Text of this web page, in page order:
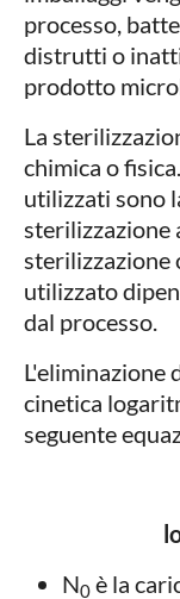
processo,
distrutti o
prodotto
La
chimica o
utilizzati sono
sterilizzazione
sterilizzazione
utilizzato
dal processo.
L'eliminazione
cinetica
seguente
N0 è la